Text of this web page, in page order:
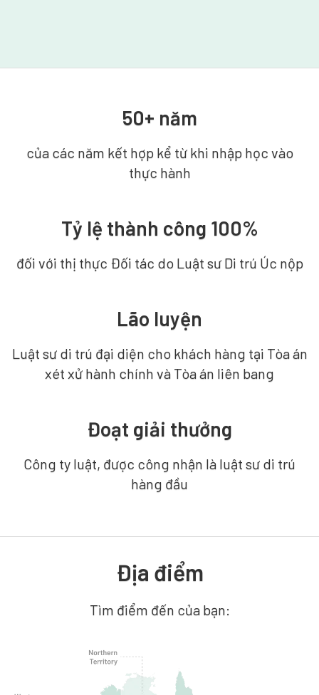
50+ năm
của các năm kết hợp kể từ khi nhập học vào
thực hành
Tỷ lệ thành công 100%
đối với thị thực Đối tác do Luật sư Di trú Úc nộp
Lão luyện
Luật sư di trú đại diện cho khách hàng tại Tòa án
xét xử hành chính và Tòa án liên bang
Đoạt giải thưởng
Công ty luật, được công nhận là luật sư di trú
hàng đầu
Địa điểm
Tìm điểm đến của bạn: